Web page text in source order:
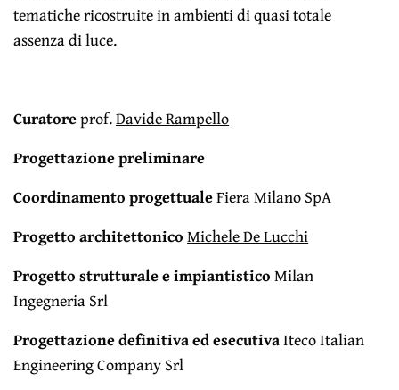
tematiche ricostruite in ambienti di quasi totale
assenza di luce.
Curatoreprof.Davide Rampello
Progettazione preliminare
Coordinamento progettualeFiera Milano SpA
Progetto architettonicoMichele De Lucchi
Progetto strutturale e impiantisticoMilan
Ingegneria Srl
Progettazione definitiva ed esecutivaIteco Italian
Engineering Company Srl